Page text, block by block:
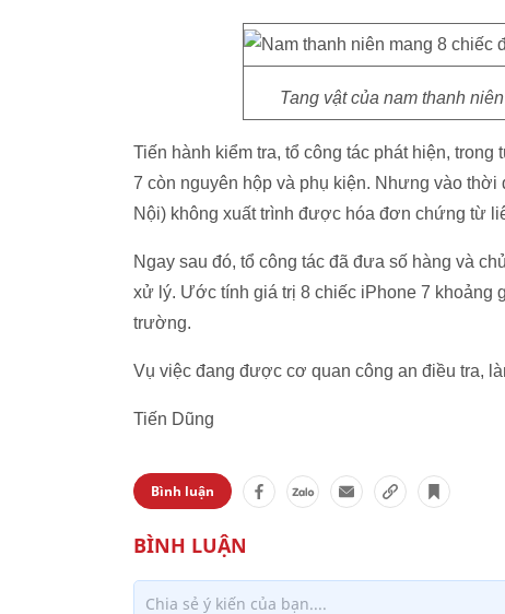
Tang vật của nam thanh
Tiến hành kiểm tra, tổ công tác phát hiện,
7 còn nguyên hộp và phụ kiện. Nhưng vào
Nội) không xuất trình được hóa đơn chứng từ
Ngay sau đó, tổ công tác đã đưa số hàng và
xử lý. Ước tính giá trị 8 chiếc iPhone 7 khoảng
trường.
Vụ việc đang được cơ quan công an điều tra,
Tiến Dũng
Bình luận